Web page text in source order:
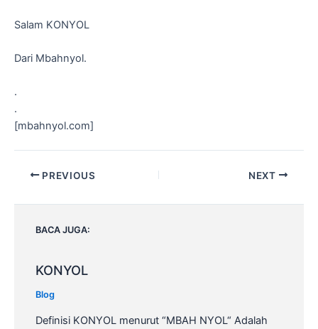
Salam KONYOL
Dari Mbahnyol.
.
.
[mbahnyol.com]
Post PREVIOUS NEXT
BACA JUGA:
KONYOL
Blog
Definisi KONYOL menurut “MBAH NYOL“ Adalah